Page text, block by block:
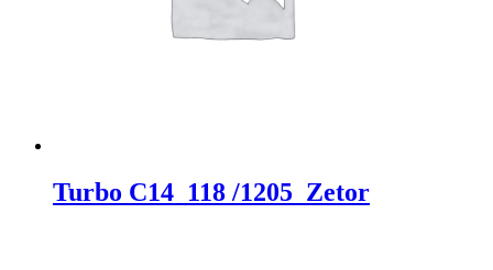
Turbo C14_118 /1205_Zetor